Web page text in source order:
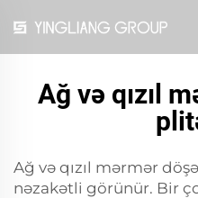
Ağ və qızıl
Ağ və qızıl mərmər
nəzakətli görünür. Bir